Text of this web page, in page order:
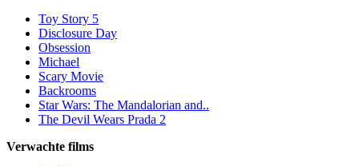
Toy Story 5
Disclosure Day
Obsession
Michael
Scary Movie
Backrooms
Star Wars: The Mandalorian and..
The Devil Wears Prada 2
Verwachte films